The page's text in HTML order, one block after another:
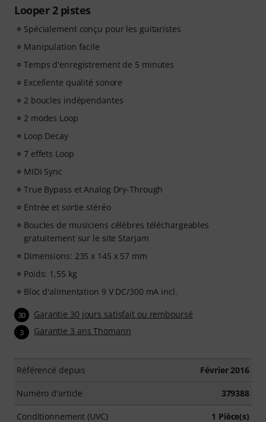
Looper 2 pistes
Spécialement conçu pour les guitaristes
Manipulation facile
Temps d'enregistrement de 5 minutes
Excellente qualité sonore
2 boucles indépendantes
2 modes Loop
Loop Decay
7 effets Loop
MIDI Sync
True Bypass et Analog Dry-Through
Entrée et sortie stéréo
Boucles de musiciens célèbres téléchargeables
gratuitement sur le site Starjam
Dimensions: 235 x 145 x 57 mm
Poids: 1,55 kg
Bloc d'alimentation 9 V DC/300 mA incl.
30 Garantie 30 jours satisfait ou remboursé
3 Garantie 3 ans Thomann
Référencé depuis Février 2016
Numéro d'article 379388
Conditionnement (UVC) 1 Pièce(s)